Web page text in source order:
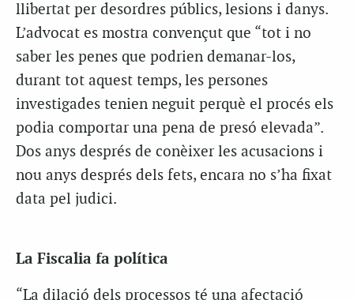
llibertat per desordres públics, lesions i danys.
L’advocat es mostra convençut que “tot i no
saber les penes que podrien demanar-los,
durant tot aquest temps, les persones
investigades tenien neguit perquè el procés els
podia comportar una pena de presó elevada”.
Dos anys després de conèixer les acusacions i
nou anys després dels fets, encara no s’ha fixat
data pel judici.
La Fiscalia fa política
“La dilació dels processos té una afectació